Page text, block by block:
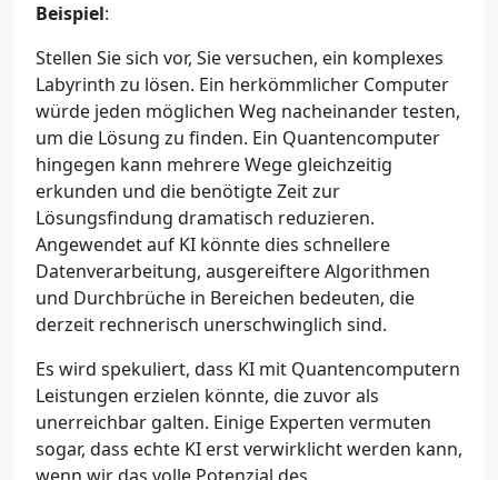
Beispiel:
Stellen Sie sich vor, Sie versuchen, ein komplexes
Labyrinth zu lösen. Ein herkömmlicher Computer
würde jeden möglichen Weg nacheinander testen,
um die Lösung zu finden. Ein Quantencomputer
hingegen kann mehrere Wege gleichzeitig
erkunden und die benötigte Zeit zur
Lösungsfindung dramatisch reduzieren.
Angewendet auf KI könnte dies schnellere
Datenverarbeitung, ausgereiftere Algorithmen
und Durchbrüche in Bereichen bedeuten, die
derzeit rechnerisch unerschwinglich sind.
Es wird spekuliert, dass KI mit Quantencomputern
Leistungen erzielen könnte, die zuvor als
unerreichbar galten. Einige Experten vermuten
sogar, dass echte KI erst verwirklicht werden kann,